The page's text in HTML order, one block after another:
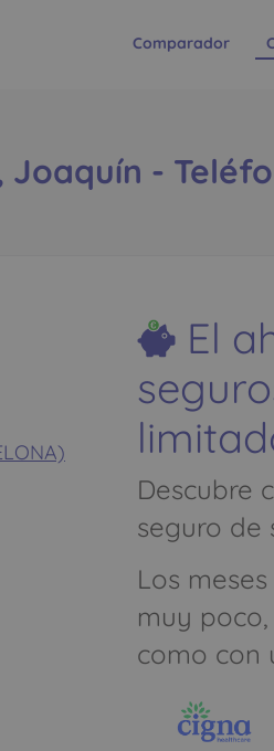
Comparador
-
El
Descubre
seguro de
Los
muy
como con